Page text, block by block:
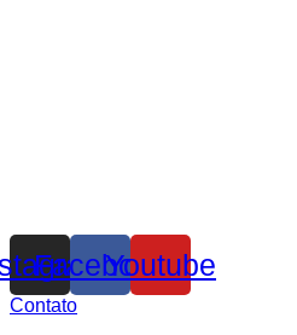
Facebook
Youtube
Contato